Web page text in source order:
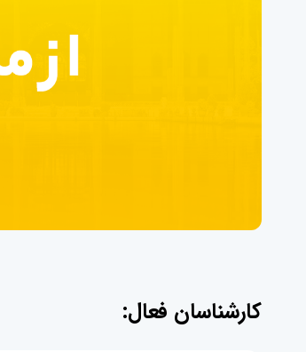
کارشناسان فعال: